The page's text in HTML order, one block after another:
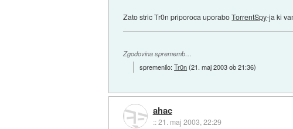
Zato stric Tr0n priporoca uporaboTorrentSpy-ja ki
Zgodovina sprememb…
spremenilo:Tr0n(21. maj 2003 ob 21:36)
ahac
::21. maj 2003, 22:29